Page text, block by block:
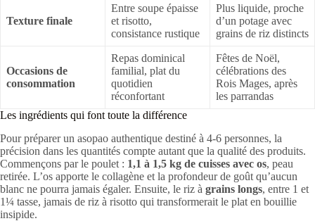
Texture finale
Entre soupe épaisse
et risotto,
consistance rustique
Plus liquide, proche
d’un potage avec
grains de riz distincts
Occasions de
consommation
Repas dominical
familial, plat du
quotidien
réconfortant
Fêtes de Noël,
célébrations des
Rois Mages, après
les parrandas
Les ingrédients qui font toute la différence
Pour préparer un asopao authentique destiné à 4-6 personnes, la
précision dans les quantités compte autant que la qualité des produits.
Commençons par le poulet : 1,1 à 1,5 kg de cuisses avec os, peau
retirée. L’os apporte le collagène et la profondeur de goût qu’aucun
blanc ne pourra jamais égaler. Ensuite, le riz à grains longs, entre 1 et
1¼ tasse, jamais de riz à risotto qui transformerait le plat en bouillie
insipide.